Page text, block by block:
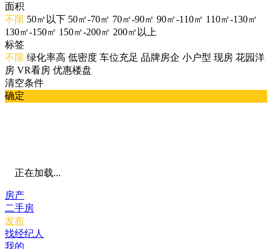
面积
不限 50㎡以下 50㎡-70㎡ 70㎡-90㎡ 90㎡-110㎡ 110㎡-130㎡
130㎡-150㎡ 150㎡-200㎡ 200㎡以上
标签
不限 绿化率高 低密度 车位充足 品牌房企 小户型 现房 花园洋
房 VR看房 优惠楼盘
清空条件
确定
正在加载...
房产
二手房
发布
找经纪人
我的